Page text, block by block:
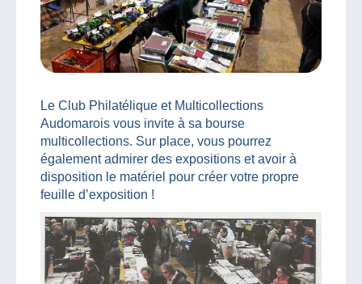
Le Club Philatélique et Multicollections
Audomarois vous invite à sa bourse
multicollections. Sur place, vous pourrez
également admirer des expositions et avoir à
disposition le matériel pour créer votre propre
feuille d’exposition !